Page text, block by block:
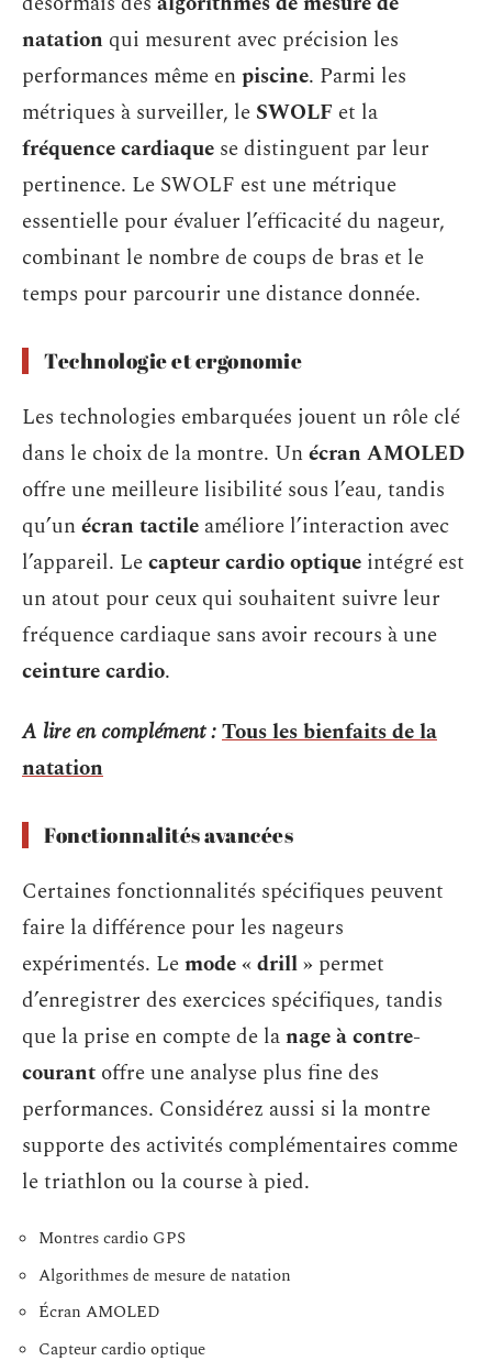
natation qui mesurent avec précision les
performances même enpiscine. Parmi les
métriques à surveiller, le SWOLF et la
fréquence cardiaque se distinguent par leur
pertinence. Le SWOLF est une métrique
essentielle pour évaluer l’efficacité du nageur,
combinant le nombre de coups de bras et le
temps pour parcourir une distance donnée.
Technologie et ergonomie
Les technologies embarquées jouent un rôle clé
dans le choix de la montre. Unécran AMOLED
offre une meilleure lisibilité sous l’eau, tandis
qu’unécran tactile améliore l’interaction avec
l’appareil. Lecapteur cardio optique intégré est
un atout pour ceux qui souhaitent suivre leur
fréquence cardiaque sans avoir recours à une
ceinture cardio.
A lire en complément :Tous les bienfaits de la
natation
Fonctionnalités avancées
Certaines fonctionnalités spécifiques peuvent
faire la différence pour les nageurs
expérimentés. Lemode « drill » permet
d’enregistrer des exercices spécifiques, tandis
que la prise en compte de lanage à contre-
courant offre une analyse plus fine des
performances. Considérez aussi si la montre
supporte des activités complémentaires comme
le triathlon ou la course à pied.
Montres cardio GPS
Algorithmes de mesure de natation
Écran AMOLED
Capteur cardio optique